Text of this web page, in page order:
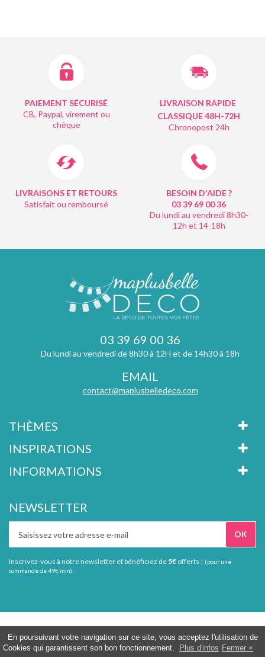
En poursuivant votre navigation sur ce site, vous acceptez l'utilisation de
Cookies qui garantissent son bon fonctionnement.
Plus d'infos Fermer
PAIEMENT SÉCURISÉ
CB, Paypal, virement ou
chèque
LIVRAISON RAPIDE
CLASSIQUE 48H-72H
Chronopost 24h
LIVRAISONS ET RETOURS
Satisfait ou remboursé
BESOIN D'AIDE ?
03 39 69 0036
Du lundi au vendredi 8h30-
12h et 14-18h
03 39 69 00 36
Du lundi au vendredi de 8h30 à 12H et de 14h30 à 18h
EMAIL
contact@maplusbelledeco.com
THÈMES
INSPIRATIONS
INFORMATIONS
NEWSLETTER
Inscrivez-vous à notre newsletter et bénéficiez de 5€ offerts ! (pour une
commande de 49€ min).
Tous droits réservés Ma plus belle déco